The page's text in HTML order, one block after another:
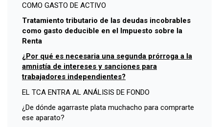
COMO GASTO DE ACTIVO
Tratamiento tributario de las deudas incobrables
como gasto deducible en el Impuesto sobre la
Renta
¿Por qué es necesaria una segunda prórroga a la
amnistía de intereses y sanciones para
trabajadores independientes?
EL TCA ENTRA AL ANÁLISIS DE FONDO
¿De dónde agarraste plata muchacho para comprarte
ese aparato?